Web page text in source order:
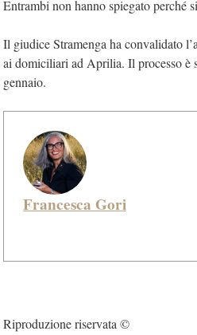
Entrambi non hanno spiegato perché
Il giudice Stramenga ha convalidato
ai domiciliari ad Aprilia. Il processo è
gennaio.
Francesca Gori
Riproduzione riservata ©